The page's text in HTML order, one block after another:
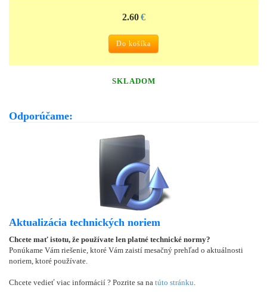
2.60 €
Do košíka
SKLADOM
Odporúčame:
Aktualizácia technických noriem
Chcete mať istotu, že používate len platné technické normy?
Ponúkame Vám riešenie, ktoré Vám zaistí mesačný prehľad o aktuálnosti
noriem, ktoré používate.
Chcete vedieť viac informácií ? Pozrite sa na túto stránku